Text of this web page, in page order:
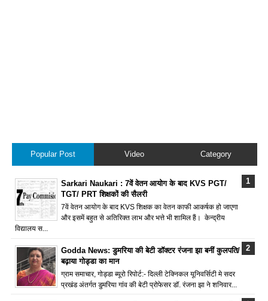
Popular Post Video Category
Sarkari Naukari : 7वें वेतन आयोग के बाद KVS PGT/
TGT/ PRT शिक्षकों की सैलरी
7वें वेतन आयोग के बाद KVS शिक्षक का वेतन काफी आकर्षक हो जाएगा
और इसमें बहुत से अतिरिक्त लाभ और भत्ते भी शामिल हैं। केन्द्रीय
विद्यालय स...
Godda News: डुमरिया की बेटी डॉक्टर रंजना झा बनीं कुलपति/
बढ़ाया गोड्डा का मान
ग्राम समाचार, गोड्डा ब्यूरो रिपोर्ट:- दिल्ली टेक्निकल यूनिवर्सिटी मे सदर
प्रखंड अंतर्गत डुमरिया गांव की बेटी प्रोफेसर डॉ. रंजना झा ने शनिवार...